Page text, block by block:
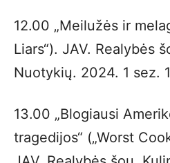
12.00 „Meilužės ir
Liars“). JAV. Realybės
Nuotykių. 2024. 1 sez.
13.00 „Blogiausi
tragedijos“ („Worst